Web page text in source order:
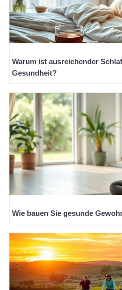
Warum ist ausreichender
Gesundheit?
Wie bauen Sie gesunde